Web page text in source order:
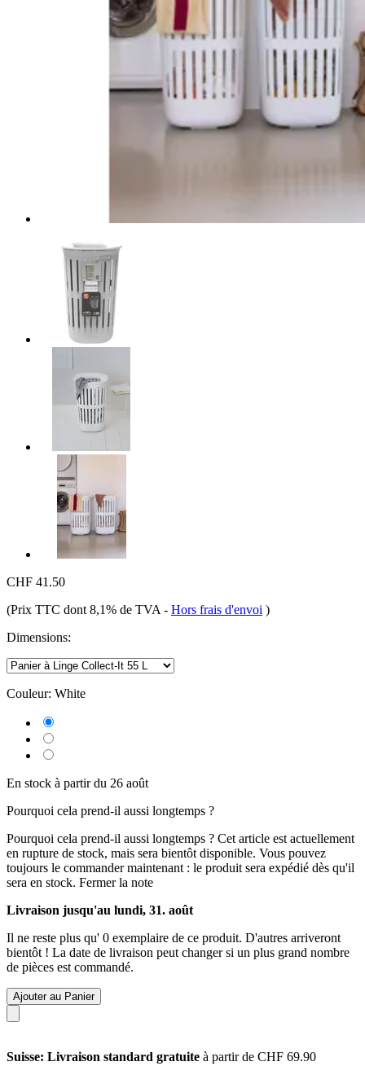
CHF 41.50
(Prix TTC dont 8,1% de TVA - Hors frais d'envoi )
Dimensions:
Couleur: White
En stock à partir du 26 août
Pourquoi cela prend-il aussi longtemps ?
Pourquoi cela prend-il aussi longtemps ? Cet article est actuellement
en rupture de stock, mais sera bientôt disponible. Vous pouvez
toujours le commander maintenant : le produit sera expédié dès qu'il
sera en stock. Fermer la note
Livraison jusqu'au lundi, 31. août
Il ne reste plus qu' 0 exemplaire de ce produit. D'autres arriveront
bientôt ! La date de livraison peut changer si un plus grand nombre
de pièces est commandé.
Ajouter au Panier
Suisse: Livraison standard gratuite à partir de CHF 69.90